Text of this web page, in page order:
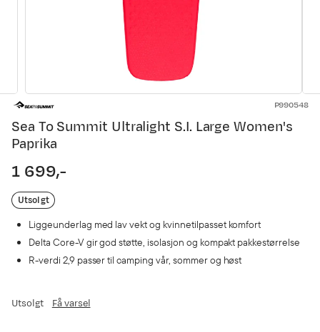
P990548
Sea To Summit Ultralight S.I. Large Women's
Paprika
price
1 699,-
Utsolgt
Liggeunderlag med lav vekt og kvinnetilpasset komfort
Delta Core-V gir god støtte, isolasjon og kompakt pakkestørrelse
R-verdi 2,9 passer til camping vår, sommer og høst
Utsolgt Få varsel